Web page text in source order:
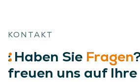
KONTAKT
:Haben Sie Fragen
freuen uns auf